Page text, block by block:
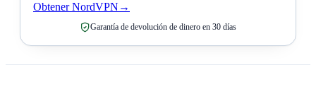
Obtener NordVPN →
Garantía de devolución de dinero en 30 días